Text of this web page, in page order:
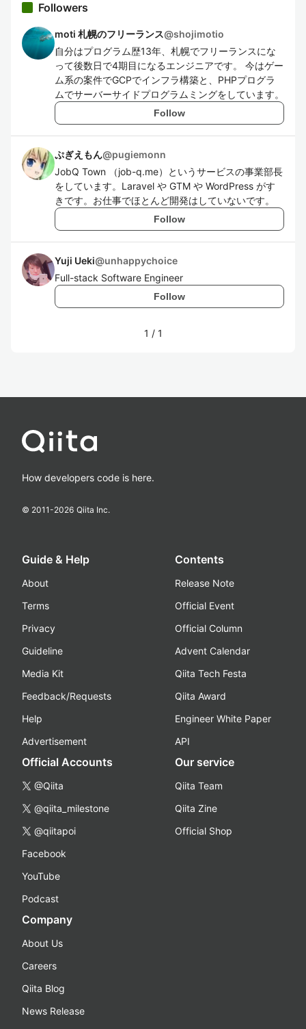
Followers
moti 札幌のフリーランス@shojimotio
自分はプログラム歴13年、札幌でフリーランスにな
って後数日で4期目になるエンジニアです。 今はゲー
ム系の案件でGCPでインフラ構築と、PHPプログラ
ムでサーバーサイドプログラムミングをしています。
Follow
ぷぎえもん@pugiemonn
JobQ Town （job-q.me）というサービスの事業部長
をしています。Laravel や GTM や WordPress がす
きです。お仕事でほとんど開発はしていないです。
Follow
Yuji Ueki@unhappychoice
Full-stack Software Engineer
Follow
1 / 1
How developers code is here.
© 2011-2026 Qiita Inc.
Guide & Help
About
Terms
Privacy
Guideline
Media Kit
Feedback/Requests
Help
Advertisement
Contents
Release Note
Official Event
Official Column
Advent Calendar
Qiita Tech Festa
Qiita Award
Engineer White Paper
API
Official Accounts
@Qiita
@qiita_milestone
@qiitapoi
Facebook
YouTube
Podcast
Our service
Qiita Team
Qiita Zine
Official Shop
Company
About Us
Careers
Qiita Blog
News Release